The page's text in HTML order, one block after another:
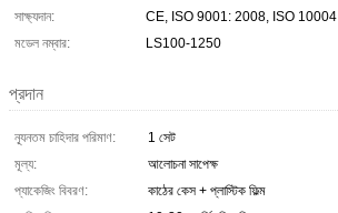
সাক্ষ্যদান:
CE, ISO 9001: 2008, ISO 10004
মডেল নম্বার:
LS100-1250
প্রদান
ন্যূনতম চাহিদার পরিমাণ:
1 সেট
মূল্য:
আলোচনা সাপেক্ষ
প্যাকেজিং বিবরণ:
কাঠের কেস + প্লাস্টিক ফিল্ম